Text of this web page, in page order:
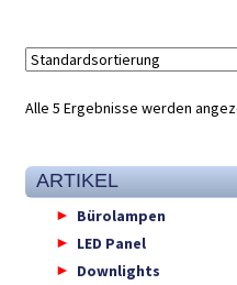
Alle 5 Ergebnisse werden
ARTIKEL
Bürolampen
LED Panel
Downlights